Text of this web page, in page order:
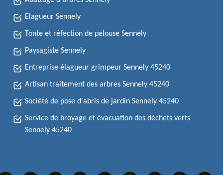
Elagueur Sennely
Tonte et réfection de pelouse Sennely
Paysagiste Sennely
Entreprise élagueur grimpeur Sennely 45240
Artisan traitement des arbres Sennely 45240
Société de pose d'abris de jardin Sennely 45240
Service de broyage et évacuation des déchets verts
Sennely 45240